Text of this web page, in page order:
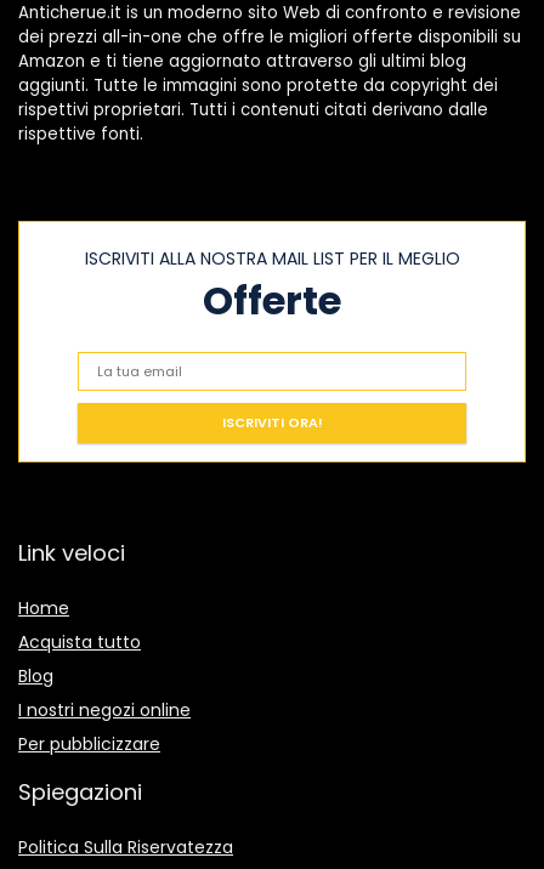
Anticherue.it is un moderno sito Web di confronto e revisione
dei prezzi all-in-one che offre le migliori offerte disponibili su
Amazon e ti tiene aggiornato attraverso gli ultimi blog
aggiunti. Tutte le immagini sono protette da copyright dei
rispettivi proprietari. Tutti i contenuti citati derivano dalle
rispettive fonti.
ISCRIVITI ALLA NOSTRA MAIL LIST PER IL MEGLIO
Offerte
Link veloci
Home
Acquista tutto
Blog
I nostri negozi online
Per pubblicizzare
Spiegazioni
Politica Sulla Riservatezza